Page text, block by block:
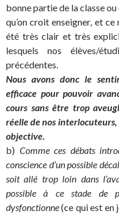
bonne partie de la classe
qu’on croit enseigner, et
été très clair et très
lesquels nos élèves/
précédentes.
Nous avons donc le
efficace pour pouvoir
cours sans être trop
réelle de nos interlocuteurs,
objective.
b) Comme ces débats
conscience d’un possible
soit allé trop loin dans
possible à ce stade de
dysfonctionne(ce qui est en